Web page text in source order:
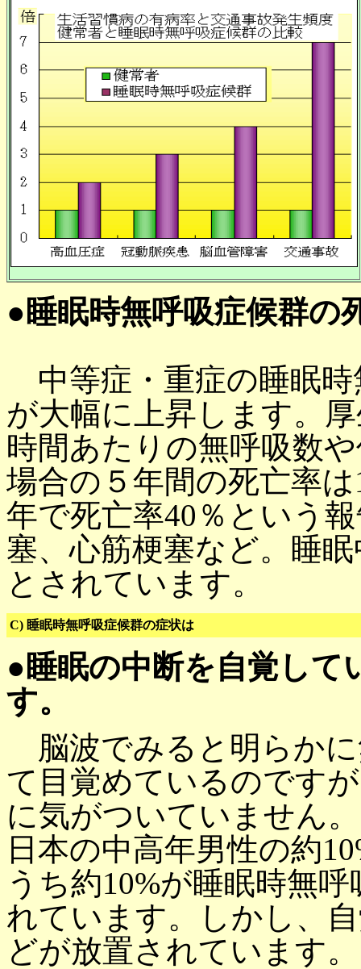
●睡眠時無呼吸症候群の
中等症・重症の睡眠時
が大幅に上昇します。
時間あたりの無呼吸数
場合の５年間の死亡率
年で死亡率40％という
塞、心筋梗塞など。睡
とされています。
C) 睡眠時無呼吸症候群の症状は
●睡眠の中断を自覚して
す。
脳波でみると明らか
て目覚めているのです
に気がついていません。
日本の中高年男性の約
うち約10%が睡眠時無
れています。しかし、
どが放置されています。